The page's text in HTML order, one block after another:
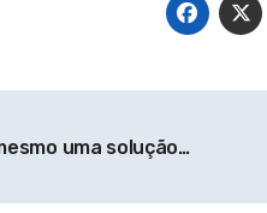
uma solução…